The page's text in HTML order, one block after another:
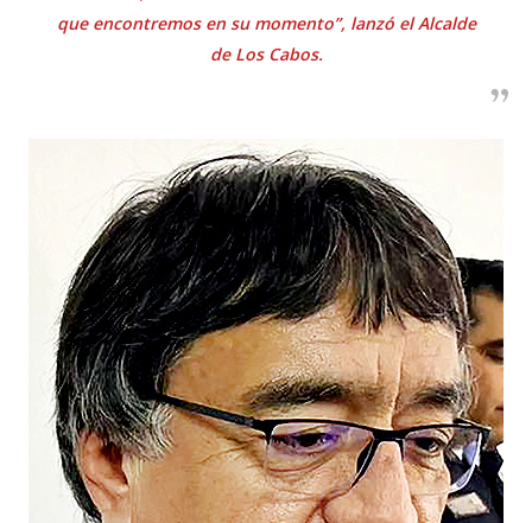
que encontremos en su momento”, lanzó el Alcalde
de Los Cabos.